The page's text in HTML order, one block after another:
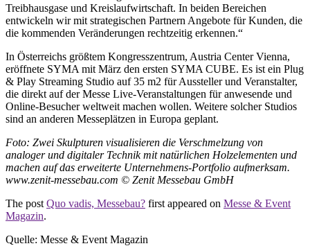
Treibhausgase und Kreislaufwirtschaft. In beiden Bereichen
entwickeln wir mit strategischen Partnern Angebote für Kunden, die
die kommenden Veränderungen rechtzeitig erkennen.“
In Österreichs größtem Kongresszentrum, Austria Center Vienna,
eröffnete SYMA mit März den ersten SYMA CUBE. Es ist ein Plug
& Play Streaming Studio auf 35 m2 für Aussteller und Veranstalter,
die direkt auf der Messe Live-Veranstaltungen für anwesende und
Online-Besucher weltweit machen wollen. Weitere solcher Studios
sind an anderen Messeplätzen in Europa geplant.
Foto: Zwei Skulpturen visualisieren die Verschmelzung von
analoger und digitaler Technik mit natürlichen Holzelementen und
machen auf das erweiterte Unternehmens-Portfolio aufmerksam.
www.zenit-messebau.com © Zenit Messebau GmbH
The post Quo vadis, Messebau? first appeared on Messe & Event
Magazin.
Quelle: Messe & Event Magazin